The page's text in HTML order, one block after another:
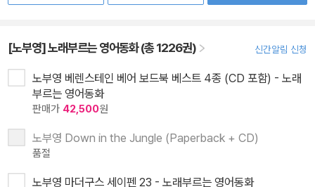
[노부영] 노래부르는 영어동화 (총 1226권) 신간알림 신청
노부영 베렌스테인 베어 보드북 베스트 4종 (CD 포함) - 노래
부르는 영어동화
판매가 42,500원
노부영 Down in the Jungle (Paperback + CD)
품절
노부영 마더구스 세이펜 23 - 노래부르는 영어동화